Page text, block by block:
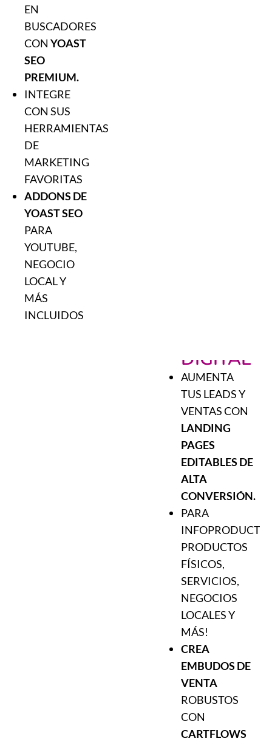
EN
BUSCADORES
CON YOAST
SEO
PREMIUM.
INTEGRE
CON SUS
HERRAMIENTAS
DE
MARKETING
FAVORITAS
ADDONS DE
YOAST SEO
PARA
YOUTUBE,
NEGOCIO
LOCAL Y
MÁS
INCLUIDOS
DIGITAL
AUMENTA
TUS LEADS Y
VENTAS CON
LANDING
PAGES
EDITABLES DE
ALTA
CONVERSIÓN.
PARA
PRODUCTOS
FÍSICOS,
SERVICIOS,
NEGOCIOS
LOCALES Y
MÁS!
CREA
EMBUDOS DE
VENTA
ROBUSTOS
CON
CARTFLOWS